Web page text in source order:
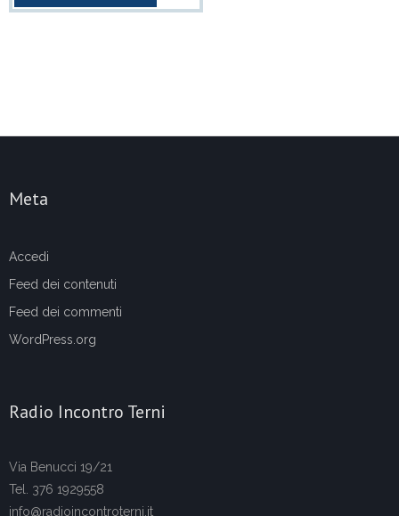
Meta
Accedi
Feed dei contenuti
Feed dei commenti
WordPress.org
Radio Incontro Terni
Via Benucci 19/21
Tel. 376 1929558
info@radioincontroterni.it